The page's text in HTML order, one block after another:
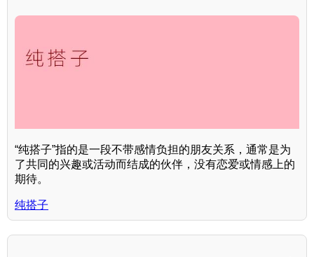
“纯搭子”指的是一段不带感情负担的朋友关系，通常是为
了共同的兴趣或活动而结成的伙伴，没有恋爱或情感上的
期待。
纯搭子